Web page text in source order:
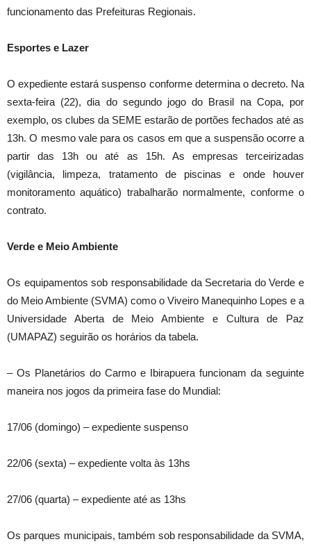
funcionamento das Prefeituras Regionais.
Esportes e Lazer
O expediente estará suspenso conforme determina o decreto. Na
sexta-feira (22), dia do segundo jogo do Brasil na Copa, por
exemplo, os clubes da SEME estarão de portões fechados até as
13h. O mesmo vale para os casos em que a suspensão ocorre a
partir das 13h ou até as 15h. As empresas terceirizadas
(vigilância, limpeza, tratamento de piscinas e onde houver
monitoramento aquático) trabalharão normalmente, conforme o
contrato.
Verde e Meio Ambiente
Os equipamentos sob responsabilidade da Secretaria do Verde e
do Meio Ambiente (SVMA) como o Viveiro Manequinho Lopes e a
Universidade Aberta de Meio Ambiente e Cultura de Paz
(UMAPAZ) seguirão os horários da tabela.
– Os Planetários do Carmo e Ibirapuera funcionam da seguinte
maneira nos jogos da primeira fase do Mundial:
17/06 (domingo) – expediente suspenso
22/06 (sexta) – expediente volta às 13hs
27/06 (quarta) – expediente até as 13hs
Os parques municipais, também sob responsabilidade da SVMA,